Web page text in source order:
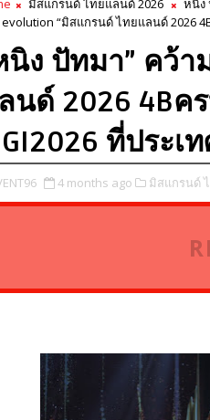
“มิสแกรนด์ ไทยแลนด์ 2026
นิง ปัทมา” คว้
นด์ 2026 4Bค
ที่ประเ
4 months ago มิสแกรนด์